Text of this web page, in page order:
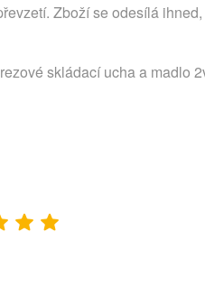
Zboží se odesílá
skládací ucha a madlo